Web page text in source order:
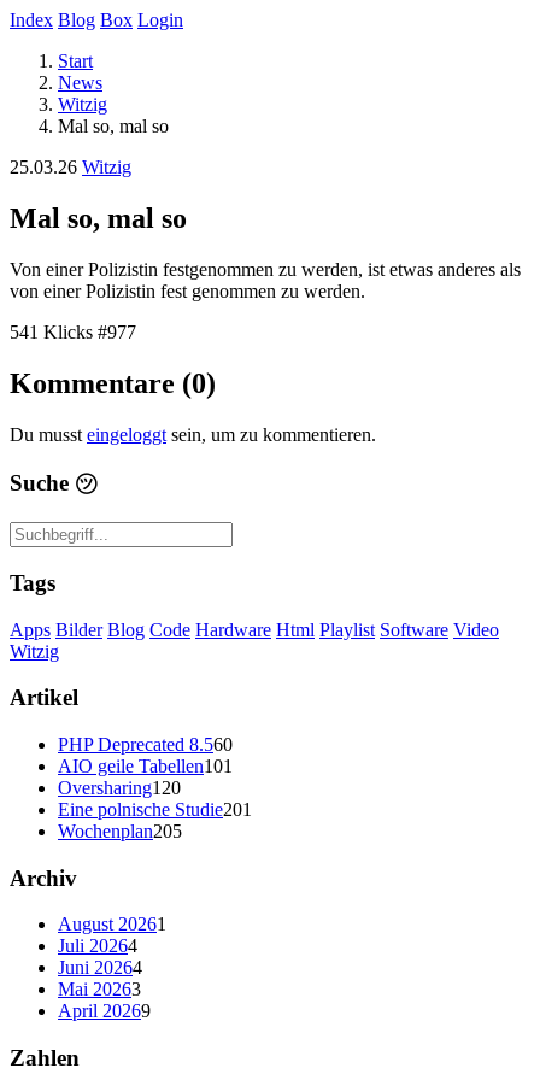
Index Blog Box Login
Start
News
Witzig
Mal so, mal so
25.03.26 Witzig
Mal so, mal so
Von einer Polizistin festgenommen zu werden, ist etwas anderes als
von einer Polizistin fest genommen zu werden.
541 Klicks #977
Kommentare (0)
Du musst eingeloggt sein, um zu kommentieren.
Suche ㋡
Tags
Apps Bilder Blog Code Hardware Html Playlist Software Video
Witzig
Artikel
PHP Deprecated 8.560
AIO geile Tabellen101
Oversharing120
Eine polnische Studie201
Wochenplan205
Archiv
August 20261
Juli 20264
Juni 20264
Mai 20263
April 20269
Zahlen